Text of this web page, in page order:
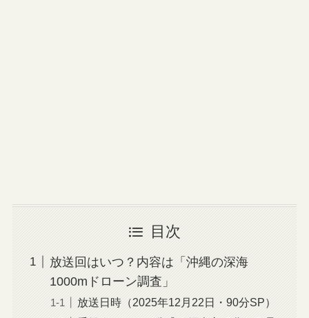
目次
放送回はいつ？内容は「沖縄の深海
1000mドローン調査」
放送日時（2025年12月22日・90分SP）